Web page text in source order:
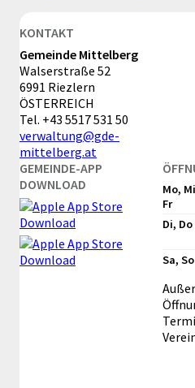
KONTAKT
Gemeinde Mittelberg
Walserstraße 52
6991 Riezlern
ÖSTERREICH
Tel. +43 5517 531 50
verwaltung@gde-
mittelberg.at
GEMEINDE-APP
DOWNLOAD
Mo,
Fr
Di, Do
Sa, So